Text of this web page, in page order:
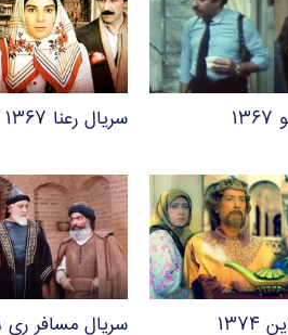
سریال رعنا ۱۳۶۷
سریال مسافر ری ۱۳۷۹